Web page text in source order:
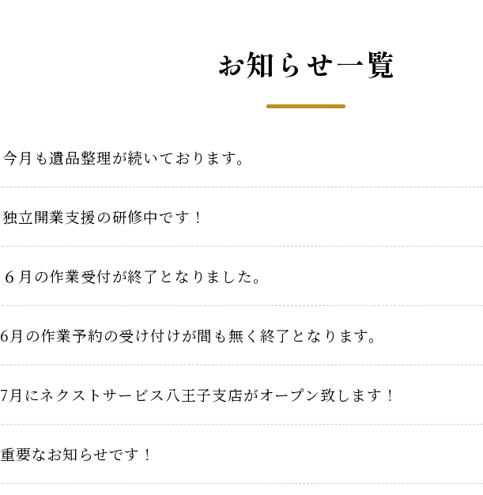
お知らせ一覧
今月も遺品整理が続いております。
独立開業支援の研修中です！
６月の作業受付が終了となりました。
6月の作業予約の受け付けが間も無く終了となります。
7月にネクストサービス八王子支店がオープン致します！
重要なお知らせです！